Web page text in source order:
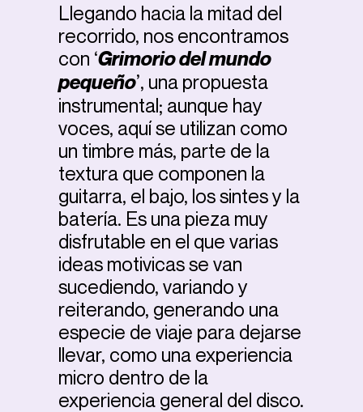
Llegando hacia la mitad del
recorrido, nos encontramos
con ‘Grimorio del mundo
pequeño’, una propuesta
instrumental; aunque hay
voces, aquí se utilizan como
un timbre más, parte de la
textura que componen la
guitarra, el bajo, los sintes y la
batería. Es una pieza muy
disfrutable en el que varias
ideas motivicas se van
sucediendo, variando y
reiterando, generando una
especie de viaje para dejarse
llevar, como una experiencia
micro dentro de la
experiencia general del disco.